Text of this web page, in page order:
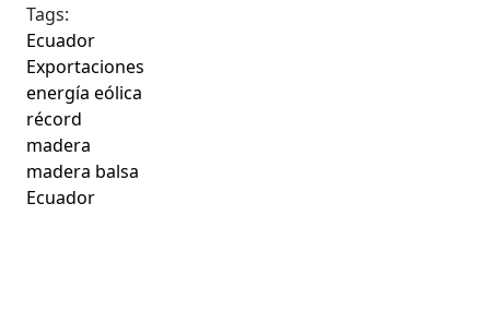
Tags:
Ecuador
Exportaciones
energía eólica
récord
madera
madera balsa
Ecuador